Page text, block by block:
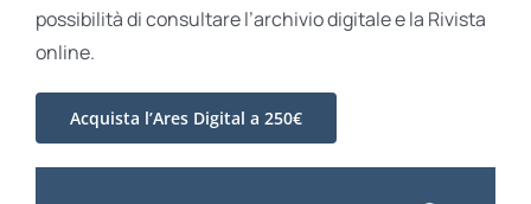
possibilità di consultare l’archivio digitale e la Rivista
online.
Acquista l’Ares Digital a 250€